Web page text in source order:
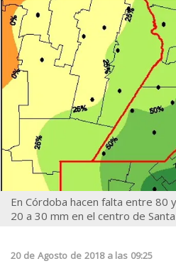
En Córdoba hacen falta entre 80
20 a 30 mm en el centro de Santa
20 de Agosto de 2018 a las 09:25